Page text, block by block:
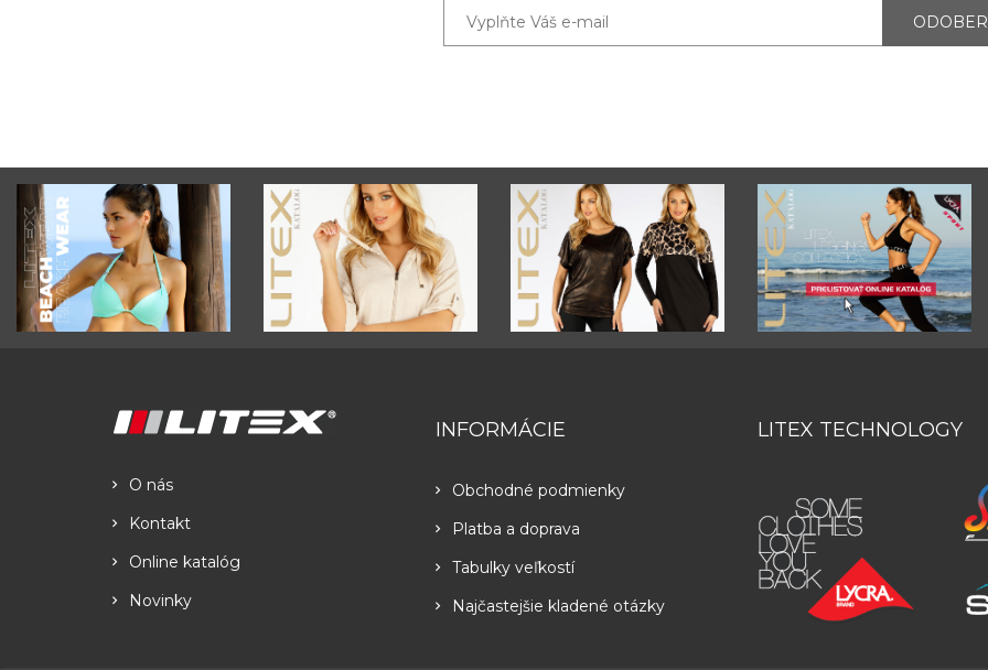
O nás
Kontakt
Online katalóg
Novinky
INFORMÁCIE
Obchodné podmienky
Platba a doprava
Tabulky veľkostí
Najčastejšie kladené otázky
LITEX TECHNOLOGY